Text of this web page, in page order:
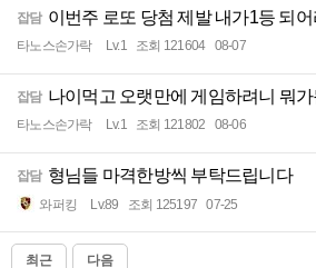
잡담 이번주 로또 당첨 제발 내가1등 되어
타노스손가락 Lv.1 조회 121604 08-07
잡담 나이먹고 오랫만에 게임하려니 뭐
타노스손가락 Lv.1 조회 121802 08-06
잡담 형님들 마격한방씩 부탁드립니다
와퍼킹 Lv.89 조회 125197 07-25
최근 다음